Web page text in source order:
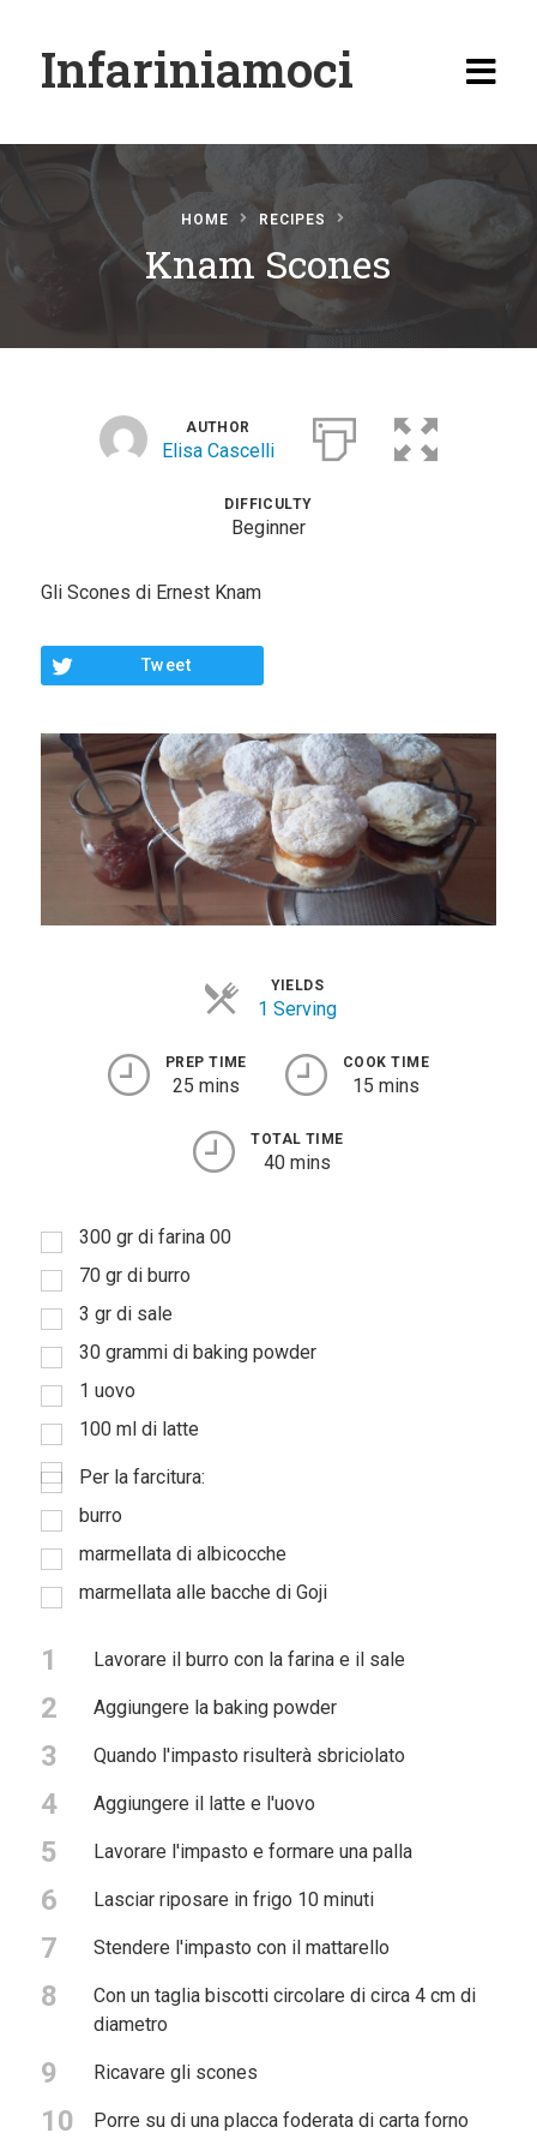
Infariniamoci
Pesce
Dolci
Panini
Vegetariane
HOME RECIPES
Knam Scones
AUTHOR
Elisa Cascelli
DIFFICULTY
Beginner
Gli Scones di Ernest Knam
Tweet
YIELDS
1 Serving
PREP TIME
25 mins
COOK TIME
15 mins
TOTAL TIME
40 mins
300 gr di farina 00
70 gr di burro
3 gr di sale
30 grammi di baking powder
1 uovo
100 ml di latte
Per la farcitura:
burro
marmellata di albicocche
marmellata alle bacche di Goji
1 Lavorare il burro con la farina e il sale
2 Aggiungere la baking powder
3 Quando l'impasto risulterà sbriciolato
4 Aggiungere il latte e l'uovo
5 Lavorare l'impasto e formare una palla
6 Lasciar riposare in frigo 10 minuti
7 Stendere l'impasto con il mattarello
8
Con un taglia biscotti circolare di circa 4 cm di
diametro
9 Ricavare gli scones
10 Porre su di una placca foderata di carta forno